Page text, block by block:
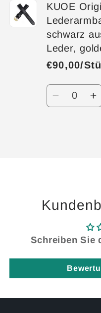
KUOE
schwarz
Leder,
€90,00/
Anzahl
Schreiben Sie